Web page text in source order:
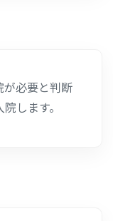
が必要と判断
します。